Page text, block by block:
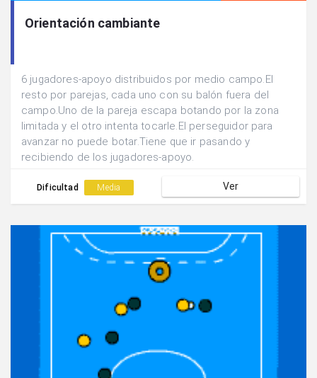
Orientación cambiante
6 jugadores-apoyo distribuidos por medio campo.El
resto por parejas, cada uno con su balón fuera del
campo.Uno de la pareja escapa botando por la zona
limitada y el otro intenta tocarle.El perseguidor para
avanzar no puede botar.Tiene que ir pasando y
recibiendo de los jugadores-apoyo.
Dificultad Media Ver